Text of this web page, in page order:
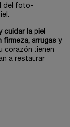
del foto-
cuidar la piel
firmeza, arrugas y
corazón tienen
a restaurar